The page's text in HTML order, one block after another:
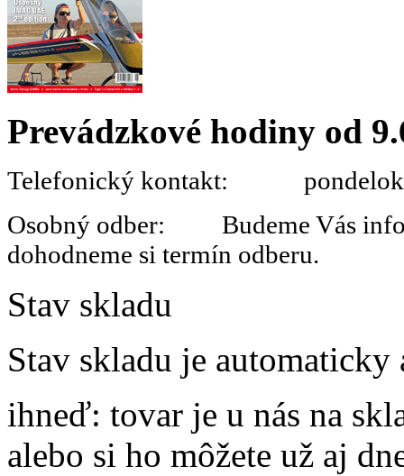
Prevádzkové hodiny od
Telefonický kontakt:
Osobný odber: Budeme Vás
dohodneme si termín odberu.
Stav skladu
Stav skladu je
ihneď: tovar je u nás na
alebo si ho môžete už aj